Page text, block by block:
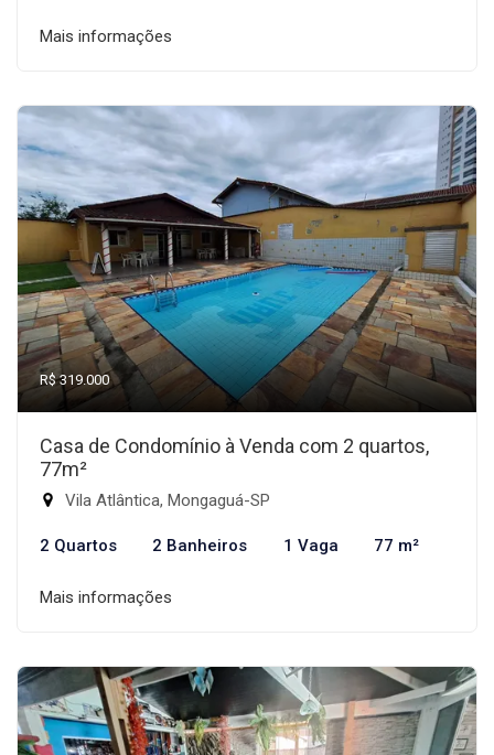
Mais informações
R$ 319.000
Casa de Condomínio à Venda com 2 quartos,
77m²
Vila Atlântica, Mongaguá-SP
2 Quartos 2 Banheiros 1 Vaga 77 m²
Mais informações